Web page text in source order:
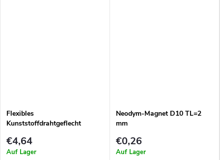
Flexibles
Kunststoffdrahtgeflecht
€4,64
Auf Lager
Neodym-Magnet D10 TL=2
mm
€0,26
Auf Lager